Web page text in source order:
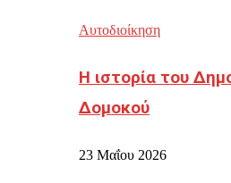
Αυτοδιοίκηση
Η ιστορία του
Δομοκού
23 Μαΐου 2026